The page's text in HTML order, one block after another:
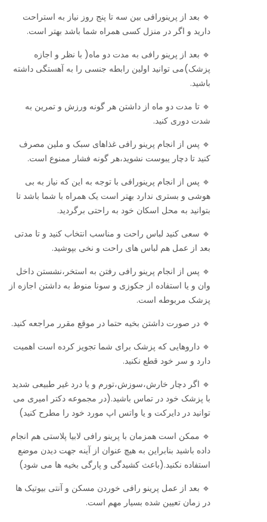
🔹 بعد از پرینورافی بین سه تا پنج روز نیاز به استراحت
دارید و اگر در منزل کسی همراه شما باشد بهتر است.
🔹 بعد از پرینو رافی به مدت دو ماه( با نظر و اجازه
پزشک)می توانید اولین رابطه جنسی را به آهستگی داشته
باشید.
🔹 تا مدت دو ماه از داشتن هر گونه ورزش و تمرین به
شدت دوری کنید.
🔹 پس از انجام پرینو رافی غذاهای سبک و ملین مصرف
کنید تا دچار یبوست نشوید،هر گونه فشار ممنوع است.
🔹 پس از انجام پرینورافی با توجه به این که نیاز به بی
هوشی و بستری ندارد بهتر است یک همراه با شما باشد تا
بتوانید به محل اسکان خود به راحتی برگردید.
🔹 سعی کنید لباس راحت و مناسب انتخاب کنید و تا مدتی
بعد از عمل هم لباس های راحت و نخی بپوشید‌.
🔹 پس از انجام پرینو رافی رفتن به استخر،نشستن داخل
وان و یا استفاده از جکوزی و سونا منوط به داشتن اجازه از
پزشک مربوطه است.
🔹 در صورت داشتن بخیه حتما در موقع مقرر مراجعه کنید.
🔹 داروهایی که پزشک برای شما تجویز کرده است اهمیت
دارد و سر خود قطع نکنید.
🔹 اگر دچار خارش،سوزش،تورم و یا درد غیر طبیعی شدید
با پزشک خود در تماس باشید.(در مجموعه دکتر امیری می
توانید در دایرکت و یا واتس اپ مورد خود را مطرح کنید)
🔹 ممکن است همزمان با پرینو رافی لابیا پلاستی هم انجام
داده باشید بنابراین به هیچ عنوان از آینه جهت دیدن موضع
استفاده نکنید.(باعث کشیدگی و پارگی بخیه ها می شود)
🔹 بعد از عمل پرینو رافی خوردن مسکن و آنتی بیوتیک ها
در زمان تعیین شده بسیار مهم است.